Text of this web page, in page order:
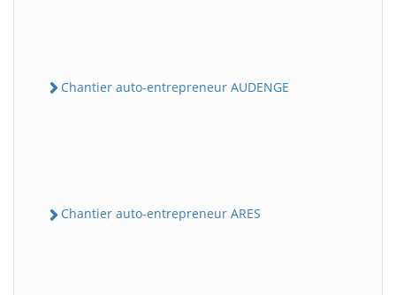
Chantier auto-entrepreneur AUDENGE
Chantier auto-entrepreneur ARES